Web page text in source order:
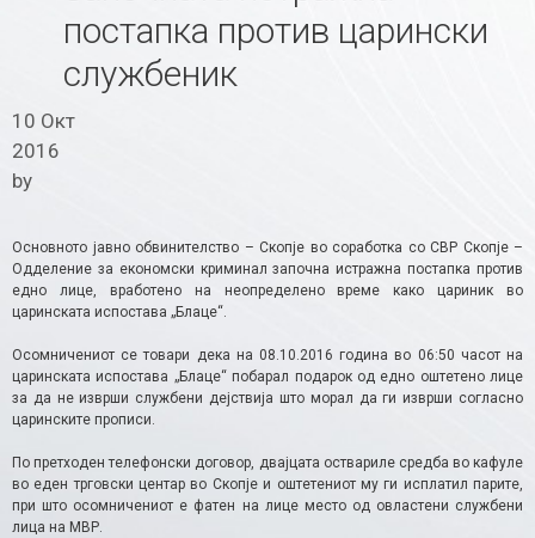
постапка против царински
службеник
10 Окт
2016
by
Основното јавно обвинителство – Скопје во соработка со СВР Скопје –
Одделение за економски криминал започна истражна постапка против
едно лице, вработено на неопределено време како цариник во
царинската испостава „Блаце“.
Осомничениот се товари дека на 08.10.2016 година во 06:50 часот на
царинската испостава „Блаце“ побарал подарок од едно оштетено лице
за да не изврши службени дејствија што морал да ги изврши согласно
царинските прописи.
По претходен телефонски договор, двајцата оствариле средба во кафуле
во еден трговски центар во Скопје и оштетениот му ги исплатил парите,
при што осомничениот е фатен на лице место од овластени службени
лица на МВР.